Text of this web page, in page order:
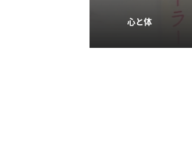
心と体